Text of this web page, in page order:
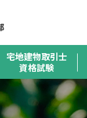
宅地建物取引士
資格試験